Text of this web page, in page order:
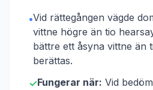
•Vid rättegången vägde
vittne högre än tio
bättre ett åsyna vittne än
berättas.
✓Fungerar när: Vid